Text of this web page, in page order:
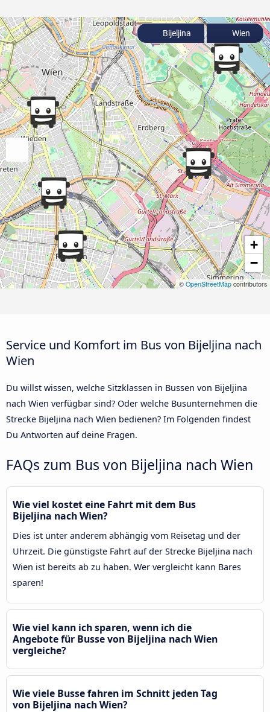
+
−
© OpenStreetMapcontributors
Bijeljina Wien
Service und Komfort im Bus von Bijeljina nach
Wien
Du willst wissen, welche Sitzklassen in Bussen von Bijeljina
nach Wien verfügbar sind? Oder welche Busunternehmen die
Strecke Bijeljina nach Wien bedienen? Im Folgenden findest
Du Antworten auf deine Fragen.
FAQs zum Bus von Bijeljina nach Wien
Wie viel kostet eine Fahrt mit dem Bus
Bijeljina nach Wien?
Dies ist unter anderem abhängig vom Reisetag und der
Uhrzeit. Die günstigste Fahrt auf der Strecke Bijeljina nach
Wien ist bereits ab zu haben. Wer vergleicht kann Bares
sparen!
Wie viel kann ich sparen, wenn ich die
Angebote für Busse von Bijeljina nach Wien
vergleiche?
Wie viele Busse fahren im Schnitt jeden Tag
von Bijeljina nach Wien?